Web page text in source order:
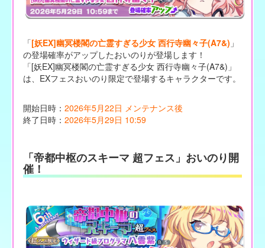
「[妖EX]幽冥楼閣の亡霊すぎる少女 西行寺幽々子(A7&) 」
の登場確率がアップしたおいのりが登場します！
「[妖EX]幽冥楼閣の亡霊すぎる少女 西行寺幽々子(A7&)」
は、EXフェスおいのり限定で登場するキャラクターです。
開始日時： 2026年5月22日 メンテナンス後
終了日時： 2026年5月29日 10:59
「帝都中枢のスキーマ 超フェス」おいのり開
催！